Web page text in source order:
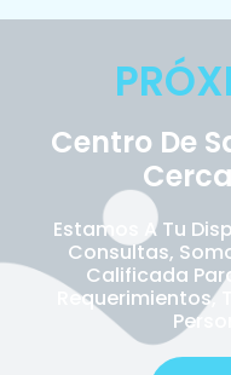
Centro De
Estamos A Tu
Consultas,
Calificada
Requerimientos,